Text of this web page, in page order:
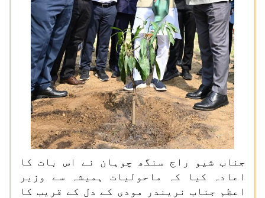
جناب شیو راج سنگھ چوہان نے اس بات کا
اعادہ کیا کہ ماحولیات ہمیشہ سے وزیر
اعظم جناب نریندر مودی کے دل کے قریب کا